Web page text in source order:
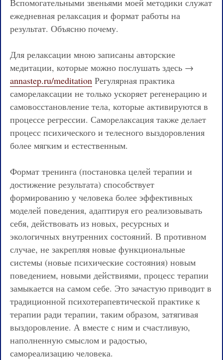
Вспомогательными звеньями моей методики служат
ежедневная релаксация и формат работы на
результат. Объясню почему.
Для релаксации мною записаны авторские
медитации, которые можно послушать здесь →
annastep.ru/meditation Регулярная практика
саморелаксации не только ускоряет регенерацию и
самовосстановление тела, которые активируются в
процессе регрессии. Саморелаксация также делает
процесс психического и телесного выздоровления
более мягким и естественным.
Формат тренинга (постановка целей терапии и
достижение результата) способствует
формированию у человека более эффективных
моделей поведения, адаптируя его реализовывать
себя, действовать из новых, ресурсных и
экологичных внутренних состояний. В противном
случае, не закрепляя новые функциональные
системы (новые психические состояния) новым
поведением, новыми действиями, процесс терапии
замыкается на самом себе. Это зачастую приводит в
традиционной психотерапевтической практике к
терапии ради терапии, таким образом, затягивая
выздоровление. А вместе с ним и счастливую,
наполненную смыслом и радостью,
самореализацию человека.